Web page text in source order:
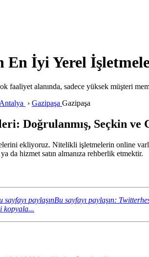
En İyi Yerel
faaliyet alanında, sadece yüksek müşteri
Antalya › Gazipaşa Gazipaşa
Doğrulanmış, Seçkin ve
ekliyoruz. Nitelikli işletmelerin online
da hizmet satın almanıza rehberlik etmektir.
sayfayı paylaşınBu sayfayı paylaşın:
kopyala...